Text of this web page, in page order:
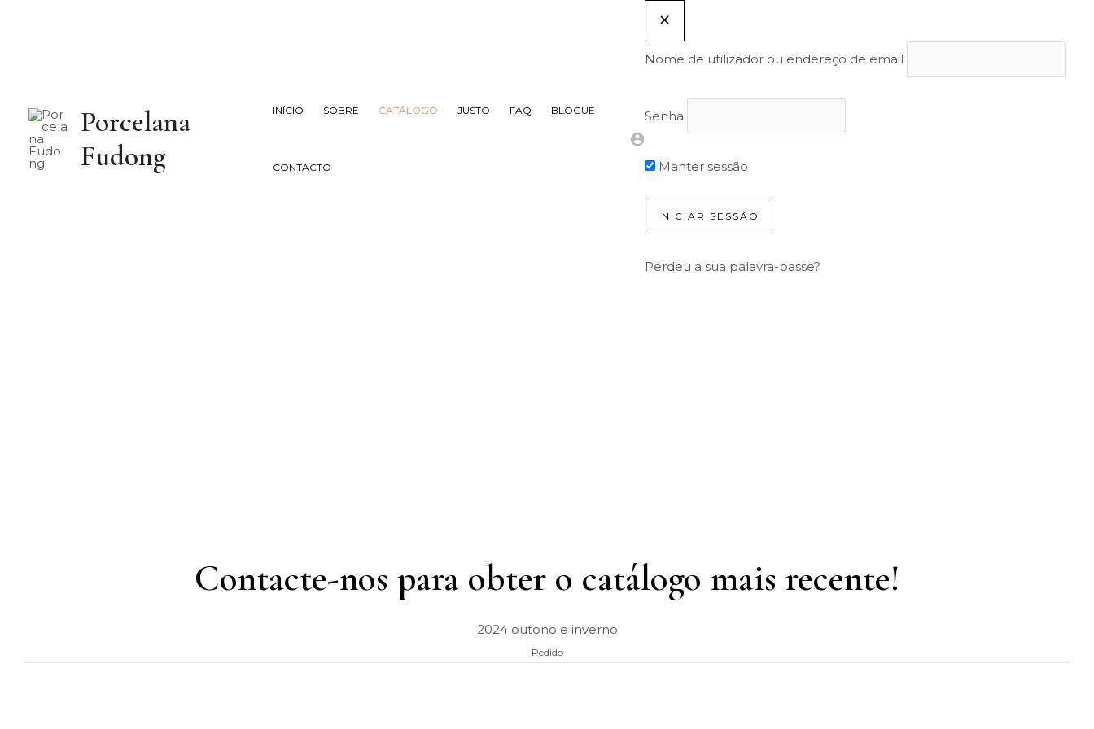
Porcelana
Fudong
INÍCIO SOBRE CATÁLOGO JUSTO FAQ BLOGUE
CONTACTO
Nome de utilizador ou endereço de email
Senha
Manter sessão
Perdeu a sua palavra-passe?
Contacte-nos para obter o catálogo mais recente!
2024 outono e inverno
Pedido